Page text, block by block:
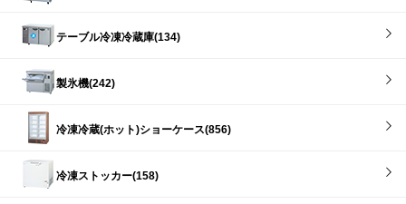
テーブル冷凍冷蔵庫(134)
製氷機(242)
冷凍冷蔵(ホット)ショーケース(856)
冷凍ストッカー(158)